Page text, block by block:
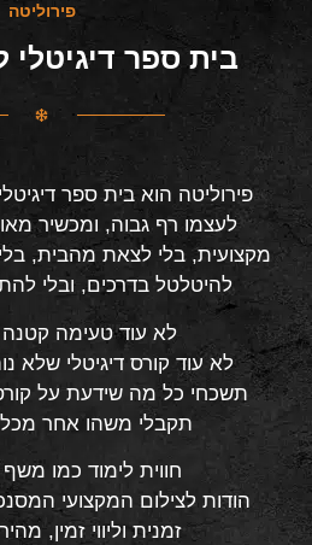
פירוליטה
בית ספר דיגיטלי
פירוליטה הוא בית ספר
לעצמו רף גבוה, ומכשיר
מקצועית, בלי לצאת מהבית,
להיטלטל בדרכים, ובלי
לא עוד טעימה
לא עוד קורס דיגיטלי שלא
תשכחי כל מה שידעת על
תקבלי משהו אחר
חווית לימוד כמו
הודות לצילום המקצועי
זמנית וליווי זמין,